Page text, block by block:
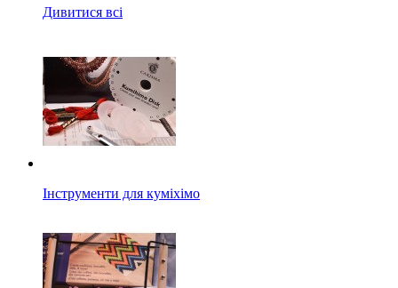
Дивитися всі
Інструменти для куміхімо